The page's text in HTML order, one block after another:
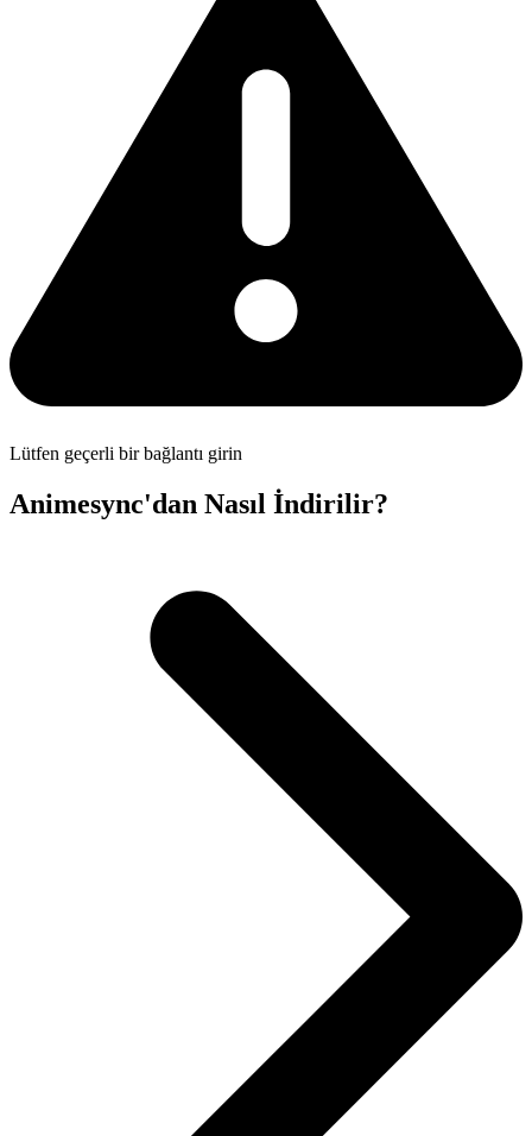
Lütfen geçerli bir bağlantı girin
Animesync'dan Nasıl İndirilir?